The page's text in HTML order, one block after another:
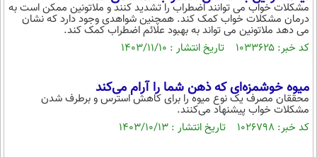
مشکلات خواب می توانند اضطراب را تشدید کنند و ملاتونین ممکن است به
درمان مشکلات خواب کمک کند. همچنین شواهدی وجود دارد که نشان
می دهد ملاتونین می تواند به بهبود علائم اضطراب کمک کند.
کد خبر: ۱۰۳۳۶۲۵ تاریخ انتشار : ۱۴۰۳/۱۱/۱۰
میوه خوشمزه‌ای که ذهن شما را آرام می‌کند
محققان مصرف یک نوع میوه را برای کاهش استرس و برطرف شدن
مشکلات خواب پیشنهاد می‌کنند.
کد خبر: ۱۰۲۶۷۹۸ تاریخ انتشار : ۱۴۰۳/۱۰/۱۳